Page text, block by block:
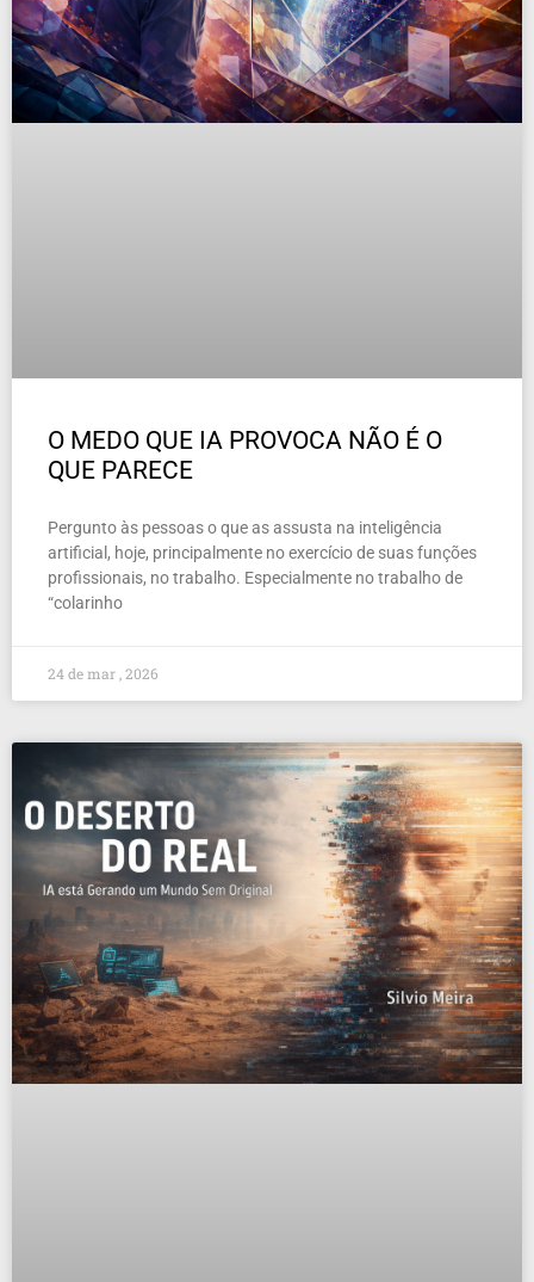
O MEDO QUE IA PROVOCA NÃO É O
QUE PARECE
Pergunto às pessoas o que as assusta na inteligência
artificial, hoje, principalmente no exercício de suas funções
profissionais, no trabalho. Especialmente no trabalho de
“colarinho
24 de mar , 2026